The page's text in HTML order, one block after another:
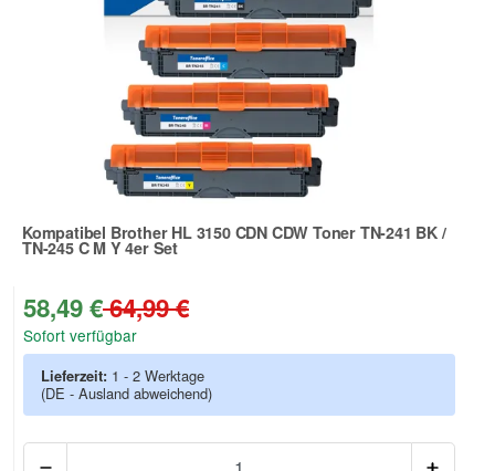
Kompatibel Brother HL 3150 CDN CDW Toner TN-241 BK /
TN-245 C M Y 4er Set
58,49 €64,99 €
Sofort verfügbar
Lieferzeit: 1 - 2 Werktage
(DE - Ausland abweichend)